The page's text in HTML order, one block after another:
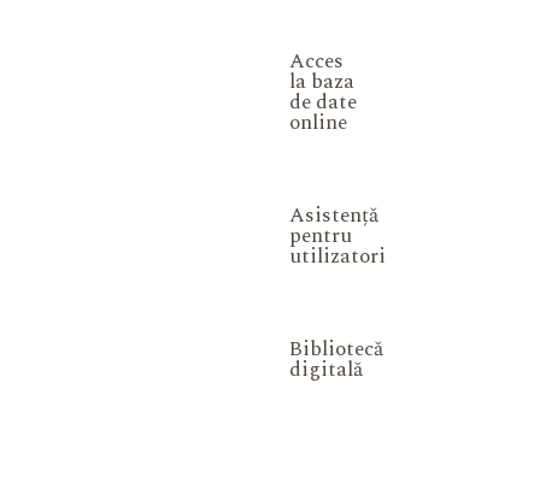
Acces
la baza
de date
online
Asistență
pentru
utilizatori
Bibliotecă
digitală